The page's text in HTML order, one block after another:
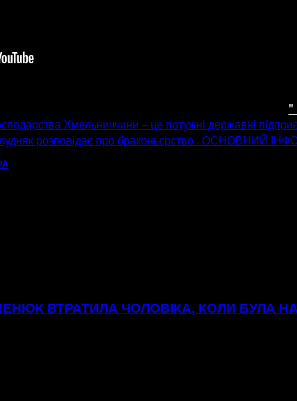
"
Хмельниччини – це потужні державні
розповідає про браконьєрство . ОСНОВНИЙ
ВТРАТИЛА ЧОЛОВІКА, КОЛИ БУЛА